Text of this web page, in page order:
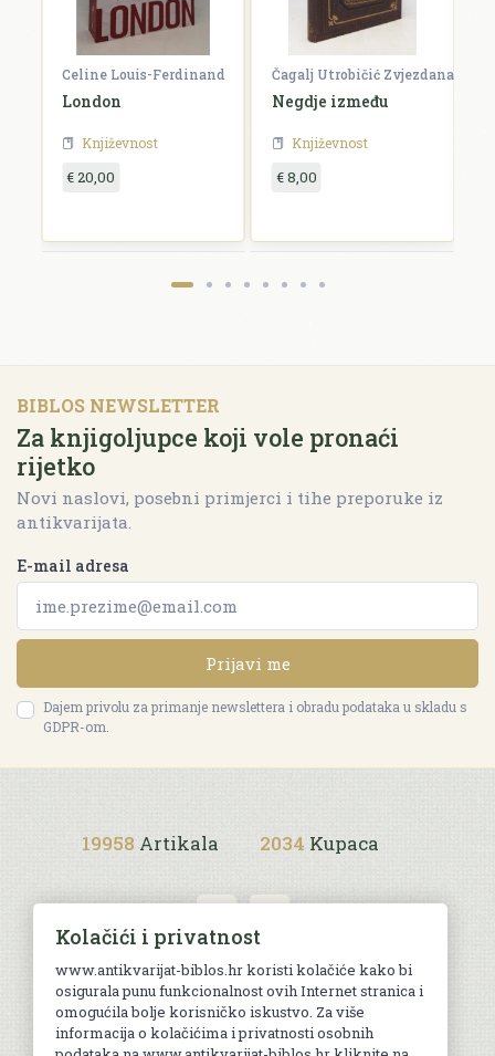
Celine Louis-Ferdinand
London
Književnost
€ 20,00
Čagalj Utrobičić Zvjezdana
Negdje između
Književnost
€ 8,00
BIBLOS NEWSLETTER
Za knjigoljupce koji vole pronaći
rijetko
Novi naslovi, posebni primjerci i tihe preporuke iz
antikvarijata.
E-mail adresa
Prijavi me
Dajem privolu za primanje newslettera i obradu podataka u skladu s
GDPR-om.
19958 Artikala 2034 Kupaca
Uvjeti kupnje
Kolačići i privatnost
www.antikvarijat-biblos.hr koristi kolačiće kako bi
osigurala punu funkcionalnost ovih Internet stranica i
omogućila bolje korisničko iskustvo. Za više
informacija o kolačićima i privatnosti osobnih